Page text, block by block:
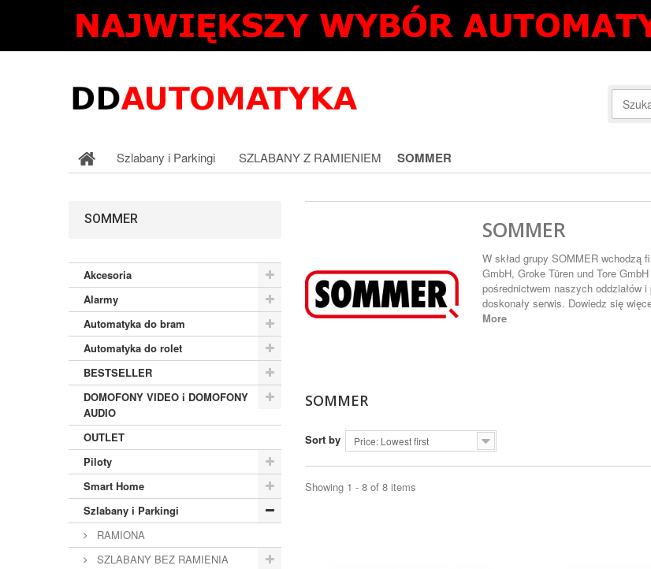
Szlabany i Parkingi SZLABANY Z RAMIENIEM SOMMER
SOMMER
W skład grupy SOMMER wchodzą
GmbH, Groke Türen und Tore
pośrednictwem naszych oddziałów
doskonały serwis. Dowiedz się
More
SOMMER
Sort by Price: Lowest first
Showing 1 - 8 of 8 items
SOMMER
Akcesoria
Alarmy
Automatyka do bram
Automatyka do rolet
BESTSELLER
DOMOFONY VIDEO i DOMOFONY
AUDIO
OUTLET
Piloty
Smart Home
Szlabany i Parkingi
RAMIONA
SZLABANY BEZ RAMIENIA